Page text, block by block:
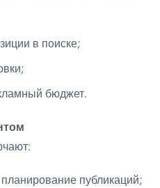
в поиске;
бюджет.
публикаций;